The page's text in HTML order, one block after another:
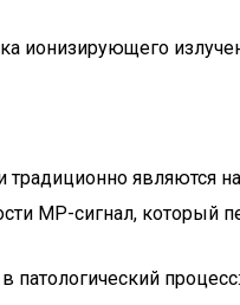
ионизирующего
традиционно являются
МР-сигнал, который
процесс: